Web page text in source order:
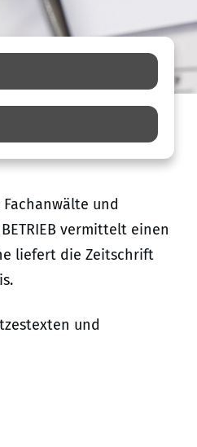
und
vermittelt einen
liefert die Zeitschrift
und